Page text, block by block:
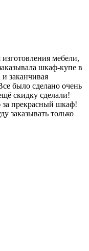
мебели,
шкаф-купе в
заканчивая
было сделано очень
скидку сделали!
за прекрасный шкаф!
заказывать только